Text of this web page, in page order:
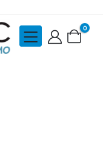
0